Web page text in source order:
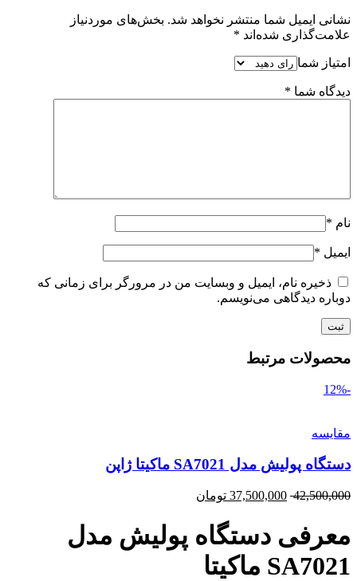
نشانی ایمیل شما منتشر نخواهد شد. بخش‌های موردنیاز
علامت‌گذاری شده‌اند *
امتیاز شما
دیدگاه شما *
نام *
ایمیل *
ذخیره نام، ایمیل و وبسایت من در مرورگر برای زمانی که
دوباره دیدگاهی می‌نویسم.
محصولات مرتبط
-12%
مقایسه
دستگاه پولیش مدل SA7021 ماکیتا ژاپن
42,500,000
37,500,000 تومان
معرفی دستگاه پولیش مدل
SA7021 ماکیتا